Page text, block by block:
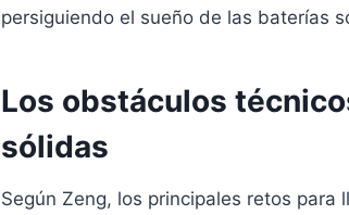
persiguiendo el sueño de las baterías
Los obstáculos
sólidas
Según Zeng, los principales retos